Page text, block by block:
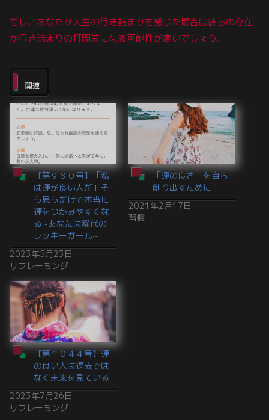
もし、あなたが人生の行き詰まりを感じた場合は彼らの存在
が行き詰まりの打開策になる可能性が高いでしょう。
関連
【第９８０号】「私
は運が良い人だ」そ
う思うだけで本当に
運をつかみやすくな
る~あなたは稀代の
ラッキーガール~
2023年5月23日
リフレーミング
「運の良さ」を自ら
創り出すために
2021年2月17日
習慣
【第１０４４号】運
の良い人は過去では
なく未来を見ている
2023年7月26日
リフレーミング